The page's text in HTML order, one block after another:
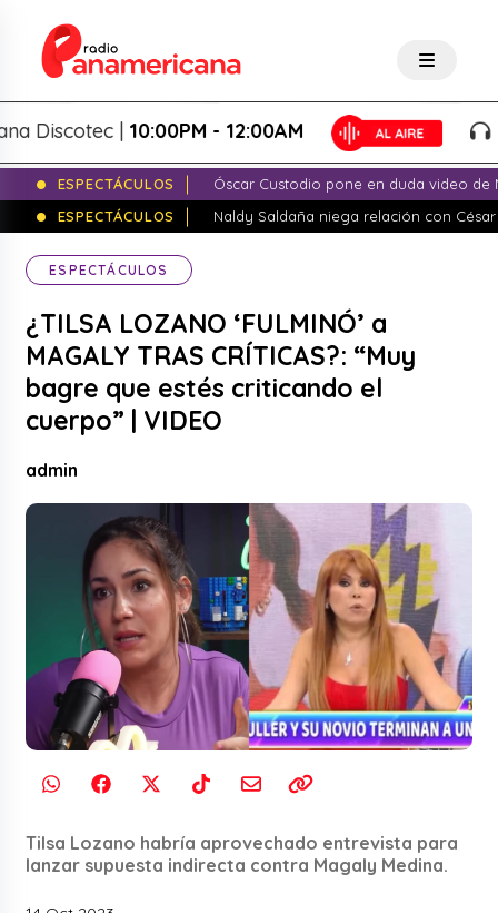
|10:00PM - 12:00AM
ESPECTÁCULOS
Óscar Custodio pone en duda video de
ESPECTÁCULOS
Naldy Saldaña niega relación con
ESPECTÁCULOS
¿TILSA LOZANO ‘FULMINÓ’ a
MAGALY TRAS CRÍTICAS?: “Muy
bagre que estés criticando el
cuerpo” | VIDEO
admin
Tilsa Lozano habría aprovechado entrevista para
lanzar supuesta indirecta contra Magaly Medina.